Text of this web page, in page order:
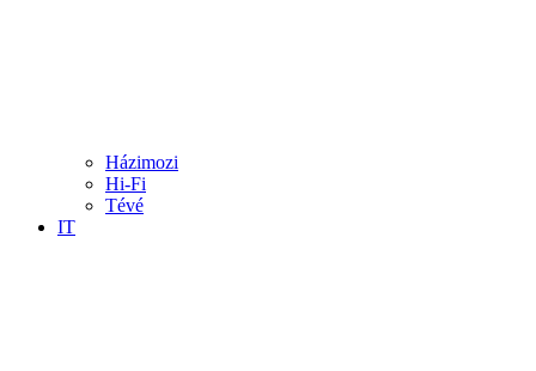
Házimozi
Hi-Fi
Tévé
IT